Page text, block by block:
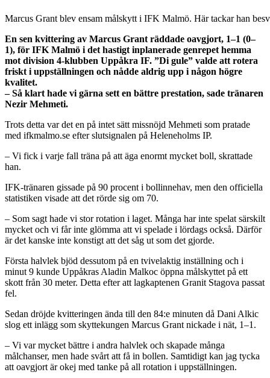
Marcus Grant blev ensam målskytt i IFK Malmö. Här tackar han
En sen kvittering av Marcus Grant räddade oavgjort, 1–1 (0–
1), för IFK Malmö i det hastigt inplanerade genrepet hemma
mot division 4-klubben Uppåkra IF. ”Di gule” valde att rotera
friskt i uppställningen och nådde aldrig upp i någon högre
kvalitet.
– Så klart hade vi gärna sett en bättre prestation, sade tränaren
Nezir Mehmeti.
Trots detta var det en på intet sätt missnöjd Mehmeti som pratade
med ifkmalmo.se efter slutsignalen på Heleneholms IP.
– Vi fick i varje fall träna på att äga enormt mycket boll, skrattade
han.
IFK-tränaren gissade på 90 procent i bollinnehav, men den officiella
statistiken visade att det rörde sig om 70.
– Som sagt hade vi stor rotation i laget. Många har inte spelat särskilt
mycket och vi får inte glömma att vi spelade i lördags också. Därför
är det kanske inte konstigt att det såg ut som det gjorde.
Första halvlek bjöd dessutom på en tvivelaktig inställning och i
minut 9 kunde Uppåkras Aladin Malkoc öppna målskyttet på ett
skott från 30 meter. Detta efter att lagkaptenen Granit Stagova passat
fel.
Sedan dröjde kvitteringen ända till den 84:e minuten då Dani Alkic
slog ett inlägg som skyttekungen Marcus Grant nickade i nät, 1–1.
– Vi var mycket bättre i andra halvlek och skapade många
målchanser, men hade svårt att få in bollen. Samtidigt kan jag tycka
att oavgjort är okej med tanke på all rotation i uppställningen.